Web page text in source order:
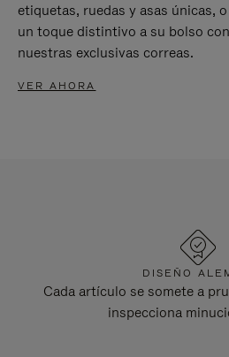
etiquetas, ruedas y asas únicas,
un toque distintivo a su bolso con
nuestras exclusivas correas.
VER AHORA
DISEÑO
Cada artículo se somete a
inspecciona